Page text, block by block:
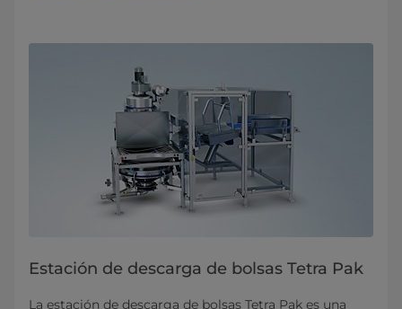
Estación de descarga de bolsas Tetra Pak
La estación de descarga de bolsas Tetra Pak es una